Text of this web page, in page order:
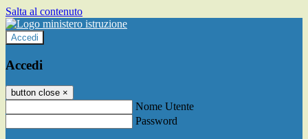
Salta al contenuto
Accedi
Accedi
button close ×
Nome Utente
Password